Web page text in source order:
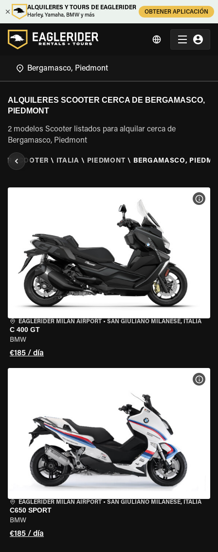
ALQUILERES Y TOURS DE EAGLERIDER
Harley, Yamaha, BMW y más
OBTENER APLICACIÓN
ALQUILERES SCOOTER CERCA DE BERGAMASCO,
PIEDMONT
2 modelos Scooter listados para alquilar cerca de
Bergamasco, Piedmont
SCOOTER \ ITALIA \ PIEDMONT \ BERGAMASCO,
EAGLERIDER MILAN AIRPORT • SAN GIULIANO MILANESE, ITALIA
C 400 GT
BMW
€185 / día
VER
EAGLERIDER MILAN AIRPORT • SAN GIULIANO MILANESE, ITALIA
C650 SPORT
BMW
€185 / día
VER